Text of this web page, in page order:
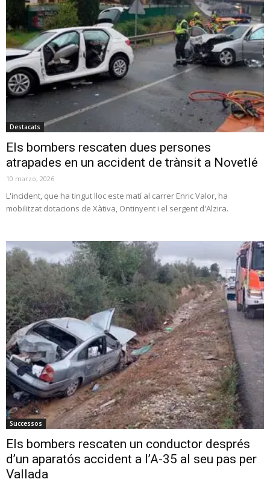
Destacats
Els bombers rescaten dues persones
atrapades en un accident de trànsit a Novetlé
10 marzo, 2026
L'incident, que ha tingut lloc este matí al carrer Enric Valor, ha
mobilitzat dotacions de Xàtiva, Ontinyent i el sergent d'Alzira.
Successos
Els bombers rescaten un conductor després
d’un aparatós accident a l’A-35 al seu pas per
Vallada